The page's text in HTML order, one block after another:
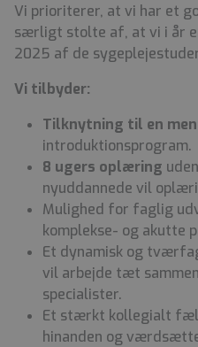
Vi prioriterer, at vi har et
særligt stolte af, at vi i år
2025 af de
Vi tilbyder:
Tilknytning til en
introduktionsprogram.
8 ugers oplæring
nyuddannede vil
Mulighed for faglig
komplekse- og akutte
Et dynamisk og
vil arbejde tæt
specialister.
Et stærkt kollegialt
hinanden og